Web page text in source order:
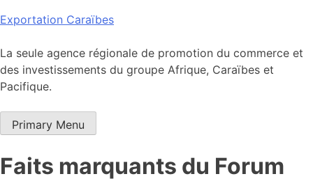
Skip
content
Exportation Caraïbes
La seule agence régionale de promotion du commerce et
des investissements du groupe Afrique, Caraïbes et
Pacifique.
Primary Menu
Faits marquants du Forum